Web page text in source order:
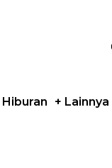
Hiburan + Lainnya